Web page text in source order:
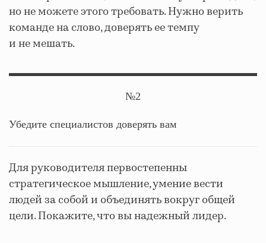
но не можете этого требовать. Нужно верить
команде на слово, доверять ее темпу
и не мешать.
№2
Убедите специалистов доверять вам
Для руководителя первостепенны
стратегическое мышление, умение вести
людей за собой и объединять вокруг общей
цели. Покажите, что вы надежный лидер.